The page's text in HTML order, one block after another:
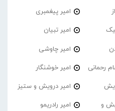
امیر پیغمبری
امیر تبیان
امیر چاوشی
رحمانی امیر خوشنگار
امیر درویش و ستیز
و
امیر رادریمو